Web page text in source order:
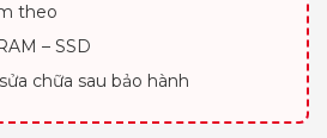
theo
– SSD
chữa sau bảo hành